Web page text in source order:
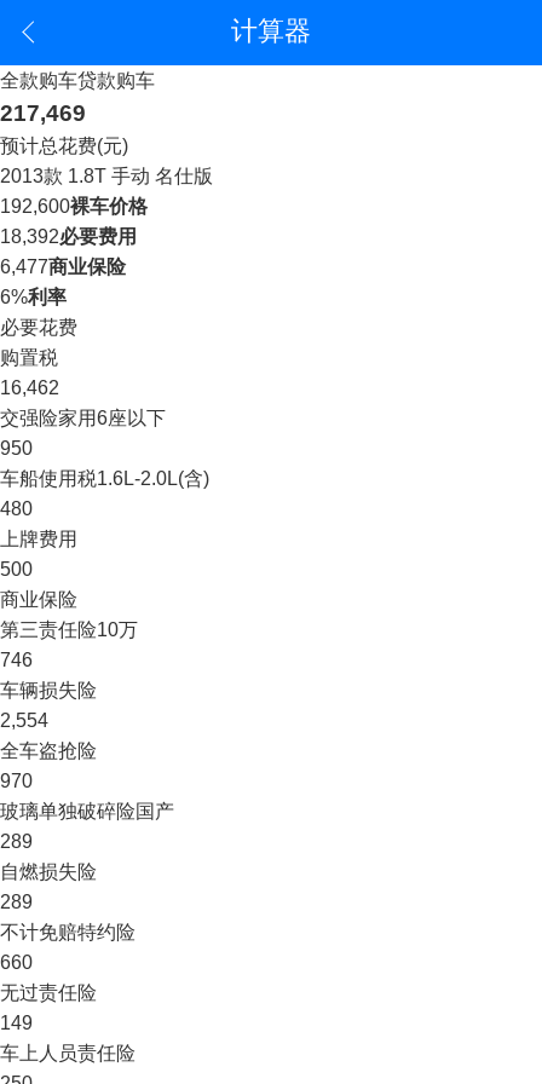
计算器
全款购车贷款购车
217,469
预计总花费(元)
2013款 1.8T 手动 名仕版
192,600裸车价格
18,392必要费用
6,477商业保险
6%利率
必要花费
购置税
16,462
交强险家用6座以下
950
车船使用税1.6L-2.0L(含)
480
上牌费用
500
商业保险
第三责任险10万
746
车辆损失险
2,554
全车盗抢险
970
玻璃单独破碎险国产
289
自燃损失险
289
不计免赔特约险
660
无过责任险
149
车上人员责任险